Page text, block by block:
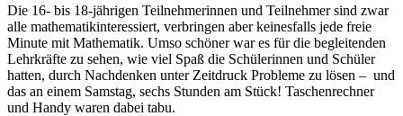
Die 16- bis 18-jährigen Teilnehmerinnen und Teilnehmer sind zwar
alle mathematikinteressiert, verbringen aber keinesfalls jede freie
Minute mit Mathematik. Umso schöner war es für die begleitenden
Lehrkräfte zu sehen, wie viel Spaß die Schülerinnen und Schüler
hatten, durch Nachdenken unter Zeitdruck Probleme zu lösen – und
das an einem Samstag, sechs Stunden am Stück! Taschenrechner
und Handy waren dabei tabu.